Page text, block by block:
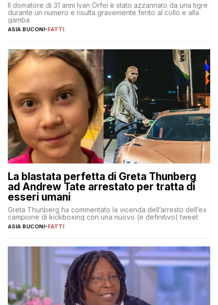
Il domatore di 31 anni Ivan Orfei è stato azzannato da una tigre
durante un numero e risulta gravemente ferito al collo e alla
gamba
ASIA BUCONI-FATTI
La blastata perfetta di Greta Thunberg
ad Andrew Tate arrestato per tratta di
esseri umani
Greta Thunberg ha commentato la vicenda dell’arresto dell’ex
campione di kickboxing con una nuovo (e definitivo) tweet
ASIA BUCONI-FATTI